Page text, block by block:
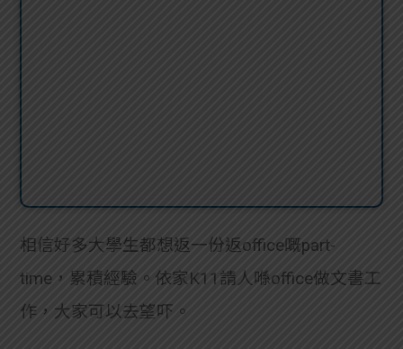
相信好多大學生都想返一份返office嘅part-
time，累積經驗。依家K11請人喺office做文書工
作，大家可以去望吓。